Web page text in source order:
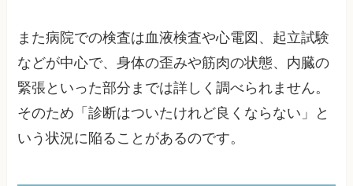
また病院での検査は血液検査や心電図、起立試験
などが中心で、身体の歪みや筋肉の状態、内臓の
緊張といった部分までは詳しく調べられません。
そのため「診断はついたけれど良くならない」と
いう状況に陥ることがあるのです。